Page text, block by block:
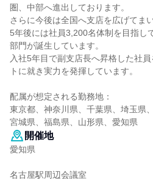
圏、中部へ進出しております。
さらに今後は全国へ支店を広げてま
5年後には社員3,200名体制を目指し
部門が誕生しています。
入社5年目で副支店長へ昇格した社
トに就き実力を発揮しています。
配属が想定される勤務地：
東京都、神奈川県、千葉県、埼玉県
宮城県、福島県、山形県、愛知県
開催地
愛知県
名古屋駅周辺会議室